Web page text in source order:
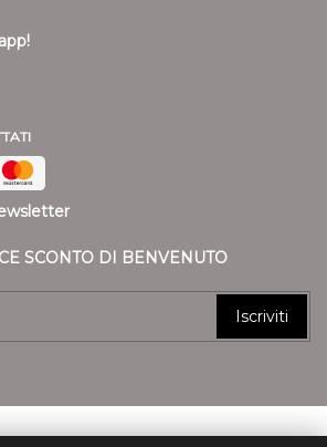
SCONTO DI BENVENUTO
Iscriviti
01807890239 REA VR 197557